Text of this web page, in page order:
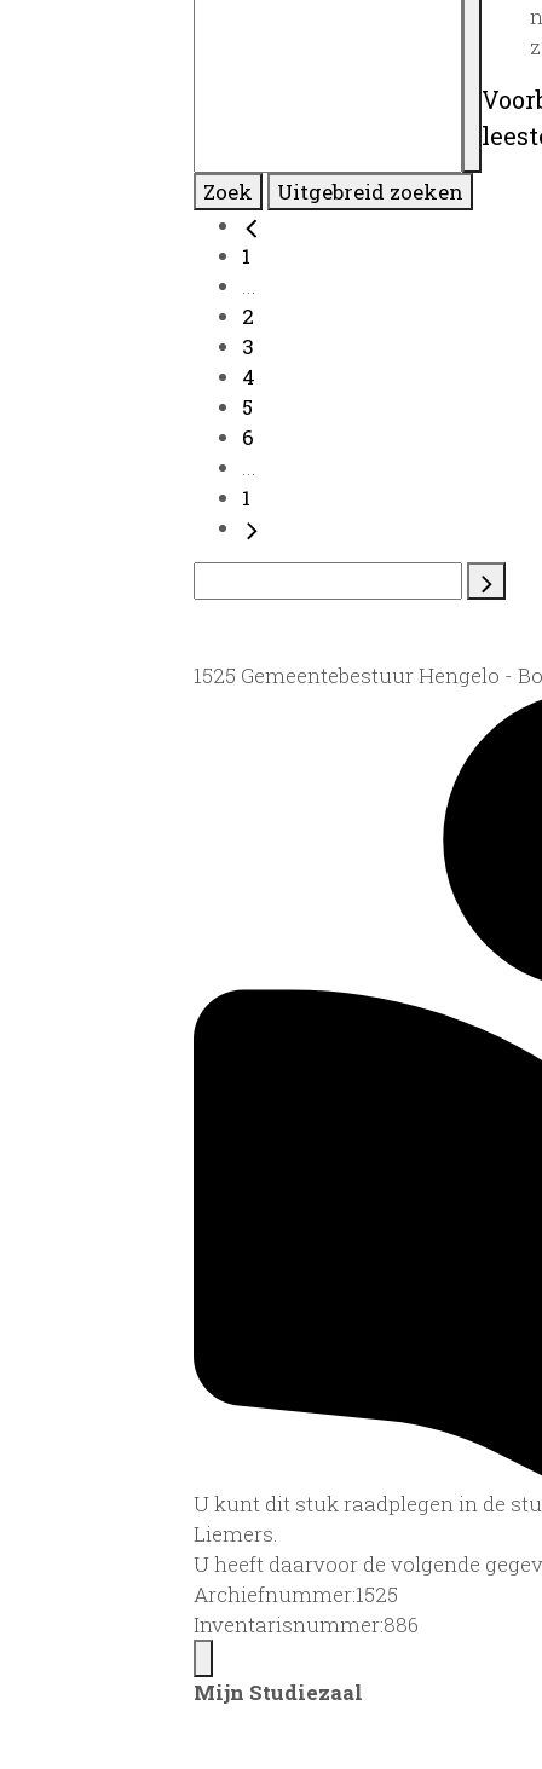
Zoek Uitgebreid zoeken
1
...
2
3
4
5
6
...
1
1525 Gemeentebestuur Hengelo -
U kunt dit stuk raadplegen in de
Liemers.
U heeft daarvoor de volgende
Archiefnummer:1525
Inventarisnummer:886
Mijn Studiezaal